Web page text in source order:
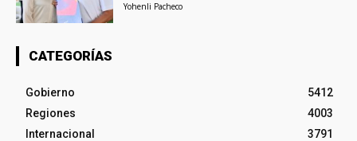
Yohenli Pacheco
CATEGORÍAS
Gobierno
5412
Regiones
4003
Internacional
3791